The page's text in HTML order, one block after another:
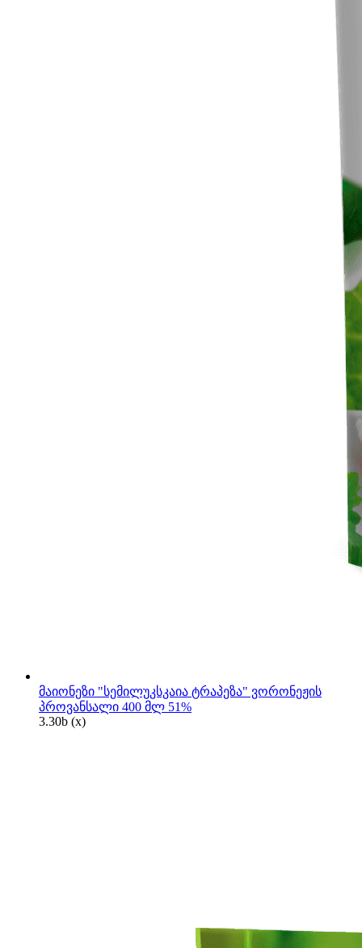
მაიონეზი "სემილუკსკაია ტრაპეზა" ვორონეჟის
პროვანსალი 400 მლ 51%
3.30b (x)